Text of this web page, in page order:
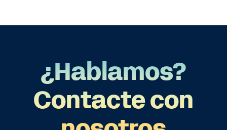
¿Hablamos?
Contacte con